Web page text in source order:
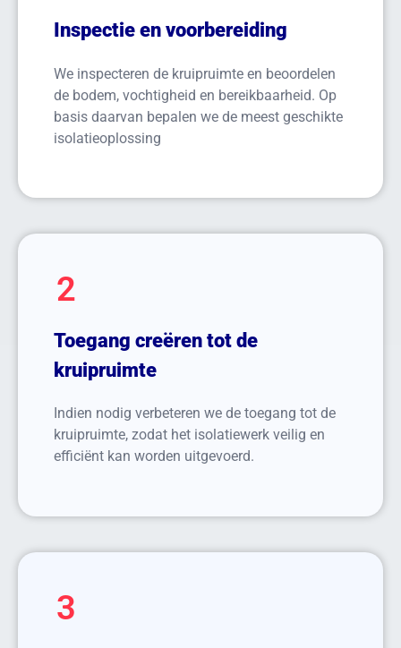
Inspectie en voorbereiding
We inspecteren de kruipruimte en beoordelen
de bodem, vochtigheid en bereikbaarheid. Op
basis daarvan bepalen we de meest geschikte
isolatieoplossing
2
Toegang creëren tot de
kruipruimte
Indien nodig verbeteren we de toegang tot de
kruipruimte, zodat het isolatiewerk veilig en
efficiënt kan worden uitgevoerd.
3